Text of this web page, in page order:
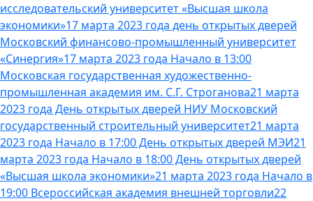
исследовательский университет «Высшая школа
экономики»17 марта 2023 года день открытых дверей
Московский финансово-промышленный университет
«Синергия»17 марта 2023 года Начало в 13:00
Московская государственная художественно-
промышленная академия им. С.Г. Строганова21 марта
2023 года День открытых дверей НИУ Московский
государственный строительный университет21 марта
2023 года Начало в 17:00 День открытых дверей МЭИ21
марта 2023 года Начало в 18:00 День открытых дверей
«Высшая школа экономики»21 марта 2023 года Начало в
19:00 Всероссийская академия внешней торговли22